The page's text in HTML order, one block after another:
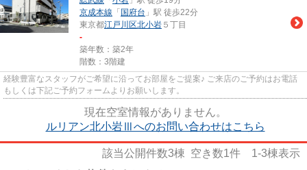
京成本線 「 国府台 」駅 徒歩22分
東京都江戸川区北小岩 ５丁目
-
築年数：築2年
階数：3階建
経験豊富なスタッフがご希望に沿ってお部屋をご提案♪ ご来店のご予約はお電話
もしくは下記ご予約フォームよりお願いします。
現在空室情報がありません。
ルリアン北小岩Ⅲへのお問い合わせはこちら
該当公開件数3棟 空き数1件 1-3棟表示